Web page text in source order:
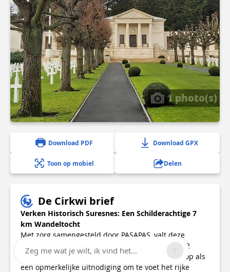
1 photo(s)
Download PDF Download GPX
Toon op mobiel Delen
De Cirkwi brief
Verken Historisch Suresnes: Een Schilderachtige 7
km Wandeltocht
Met zorg samengesteld door PASAPAS, valt deze
ontspannen 7 km wandeltocht van de tramlijn T2
Suresnes Belvédère naar Suresnes Longchamp op als
een opmerkelijke uitnodiging om te voet het rijke
Zeg me wat je wilt, ik vind het...